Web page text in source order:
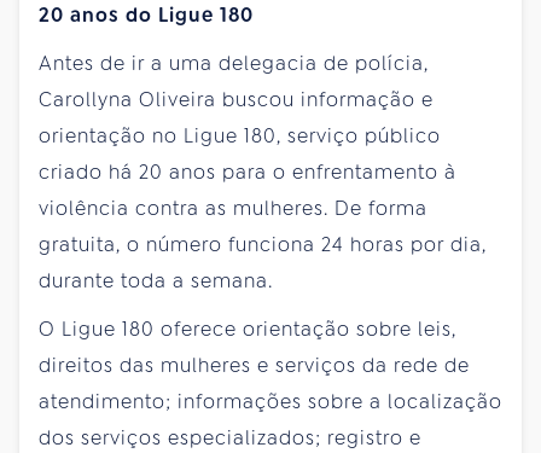
20 anos do Ligue 180
Antes de ir a uma delegacia de polícia,
Carollyna Oliveira buscou informação e
orientação no Ligue 180, serviço público
criado há 20 anos para o enfrentamento à
violência contra as mulheres. De forma
gratuita, o número funciona 24 horas por dia,
durante toda a semana.
O Ligue 180 oferece orientação sobre leis,
direitos das mulheres e serviços da rede de
atendimento; informações sobre a localização
dos serviços especializados; registro e